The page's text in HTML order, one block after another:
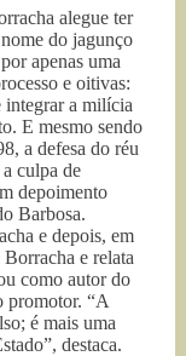
alegue ter
do jagunço
apenas uma
e oitivas:
integrar a milícia
E mesmo sendo
a defesa do réu
culpa de
depoimento
Barbosa.
e depois, em
e relata
como autor do
promotor. “A
é mais uma
destaca.